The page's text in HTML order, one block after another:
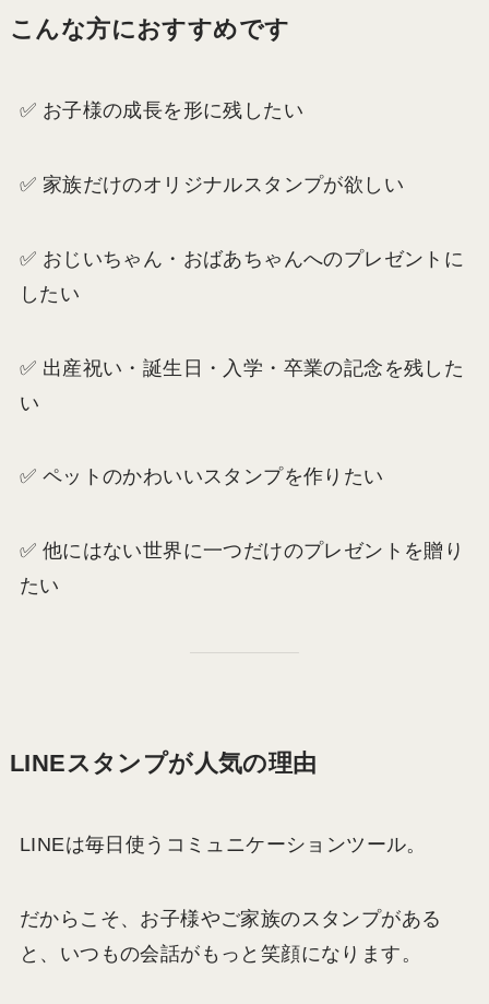
こんな方におすすめです
✅ お子様の成長を形に残したい
✅ 家族だけのオリジナルスタンプが欲しい
✅ おじいちゃん・おばあちゃんへのプレゼントに
したい
✅ 出産祝い・誕生日・入学・卒業の記念を残した
い
✅ ペットのかわいいスタンプを作りたい
✅ 他にはない世界に一つだけのプレゼントを贈り
たい
LINEスタンプが人気の理由
LINEは毎日使うコミュニケーションツール。
だからこそ、お子様やご家族のスタンプがある
と、いつもの会話がもっと笑顔になります。